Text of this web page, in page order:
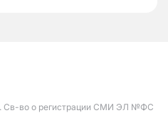
Св-во о регистрации СМИ ЭЛ №ФС